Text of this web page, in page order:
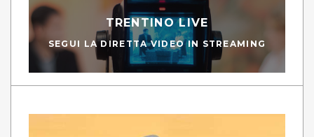
TRENTINO LIVE
SEGUI LA DIRETTA VIDEO IN STREAMING